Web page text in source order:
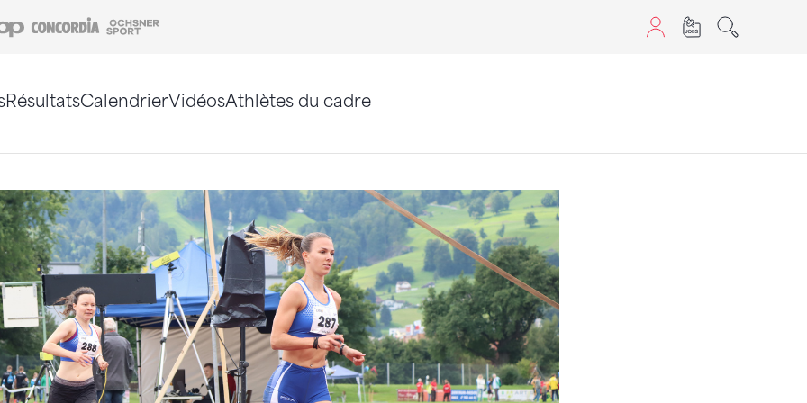
Coop Concordia
RésultatsCalendrierVidéosAthlètes du cadre